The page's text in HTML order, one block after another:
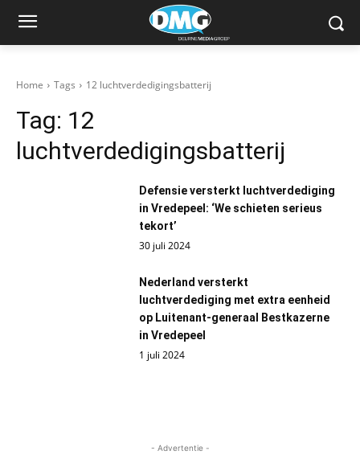
Home Tags 12 luchtverdedigingsbatterij
Tag: 12
luchtverdedigingsbatterij
Defensie versterkt luchtverdediging
in Vredepeel: ‘We schieten serieus
tekort’
30 juli 2024
Nederland versterkt
luchtverdediging met extra eenheid
op Luitenant-generaal Bestkazerne
in Vredepeel
1 juli 2024
- Advertentie -